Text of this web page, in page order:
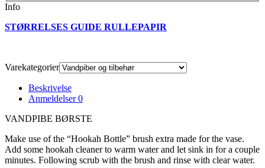
Info
STØRRELSES GUIDE RULLEPAPIR
Varekategorier
Beskrivelse
Anmeldelser0
VANDPIBE BØRSTE
Make use of the “Hookah Bottle” brush extra made for the vase.
Add some hookah cleaner to warm water and let sink in for a couple
minutes. Following scrub with the brush and rinse with clear water.